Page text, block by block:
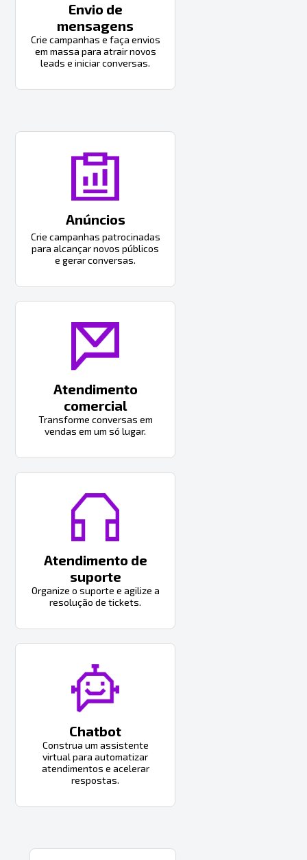
Envio de
mensagens
Crie campanhas e faça envios
em massa para atrair novos
leads e iniciar conversas.
Anúncios
Crie campanhas patrocinadas
para alcançar novos públicos
e gerar conversas.
Atendimento
comercial
Transforme conversas em
vendas em um só lugar.
Atendimento de
suporte
Organize o suporte e agilize a
resolução de tickets.
Chatbot
Construa um assistente
virtual para automatizar
atendimentos e acelerar
respostas.